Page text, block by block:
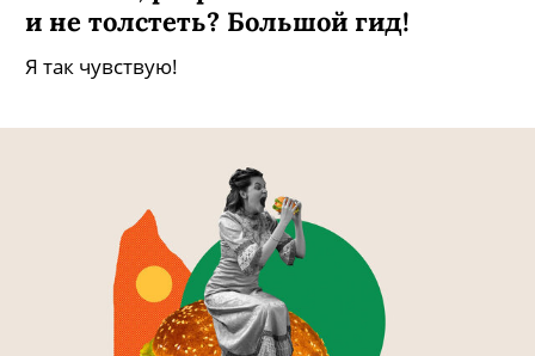
и не толстеть? Большой гид!
Я так чувствую!